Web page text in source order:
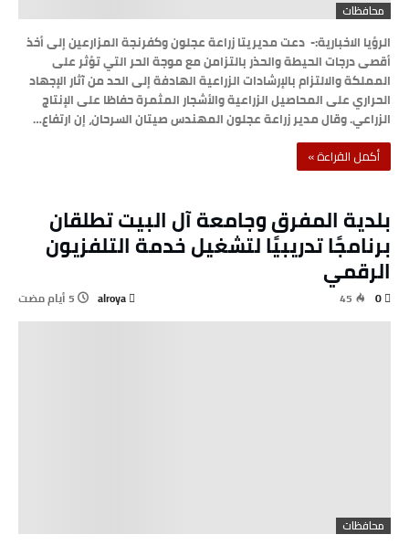
محافظات
الرؤيا الاخبارية:- دعت مديريتا زراعة عجلون وكفرنجة المزارعين إلى أخذ
أقصى درجات الحيطة والحذر بالتزامن مع موجة الحر التي تؤثر على
المملكة والالتزام بالإرشادات الزراعية الهادفة إلى الحد من آثار الإجهاد
الحراري على المحاصيل الزراعية والأشجار المثمرة حفاظا على الإنتاج
الزراعي. وقال مدير زراعة عجلون المهندس صيتان السرحان، إن ارتفاع…
‫أكمل القراءة »‬
بلدية المفرق وجامعة آل البيت تطلقان
برنامجًا تدريبيًا لتشغيل خدمة التلفزيون
الرقمي
45
محافظات